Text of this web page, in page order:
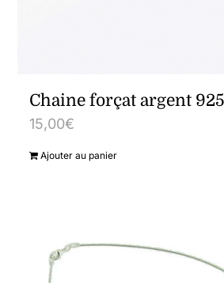
Chaine forçat argent
15,00€
Ajouter au panier